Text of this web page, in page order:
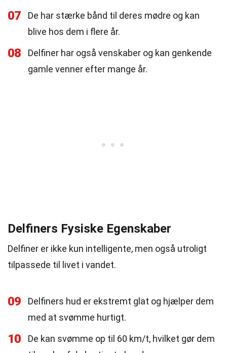
07
De har stærke bånd til deres mødre og kan
blive hos dem i flere år.
08
Delfiner har også venskaber og kan genkende
gamle venner efter mange år.
Delfiners Fysiske Egenskaber
Delfiner er ikke kun intelligente, men også utroligt
tilpassede til livet i vandet.
09
Delfiners hud er ekstremt glat og hjælper dem
med at svømme hurtigt.
10
De kan svømme op til 60 km/t, hvilket gør dem